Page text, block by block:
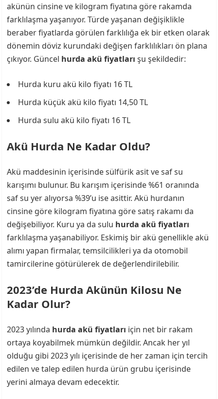
akünün cinsine ve kilogram fiyatına göre rakamda
farklılaşma yaşanıyor. Türde yaşanan değişiklikle
beraber fiyatlarda görülen farklılığa ek bir etken olarak
dönemin döviz kurundaki değişen farklılıkları ön plana
çıkıyor. Güncel hurda akü fiyatlarışu şekildedir:
Hurda kuru akü kilo fiyatı 16 TL
Hurda küçük akü kilo fiyatı 14,50 TL
Hurda sulu akü kilo fiyatı 16 TL
Akü Hurda Ne Kadar Oldu?
Akü maddesinin içerisinde sülfürik asit ve saf su
karışımı bulunur. Bu karışım içerisinde %61 oranında
saf su yer alıyorsa %39’u ise asittir. Akü hurdanın
cinsine göre kilogram fiyatına göre satış rakamı da
değişebiliyor. Kuru ya da sulu hurda akü fiyatları
farklılaşma yaşanabiliyor. Eskimiş bir akü genellikle akü
alımı yapan firmalar, temsilcilikleri ya da otomobil
tamircilerine götürülerek de değerlendirilebilir.
2023’de Hurda Akünün Kilosu Ne
Kadar Olur?
2023 yılında hurda akü fiyatları için net bir rakam
ortaya koyabilmek mümkün değildir. Ancak her yıl
olduğu gibi 2023 yılı içerisinde de her zaman için tercih
edilen ve talep edilen hurda ürün grubu içerisinde
yerini almaya devam edecektir.